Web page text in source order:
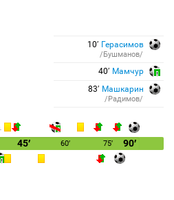
10′ Герасимов
/Бушманов/
40′ Мамчур
83′ Машкарин
/Радимов/
45′ 60′ 75′ 90′